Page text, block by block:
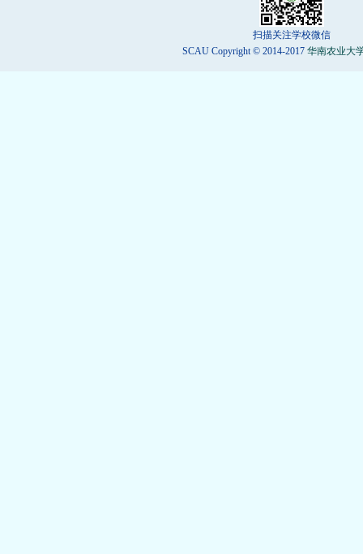
扫描关注学校微信
SCAU Copyright © 2014-2017 华南农业大